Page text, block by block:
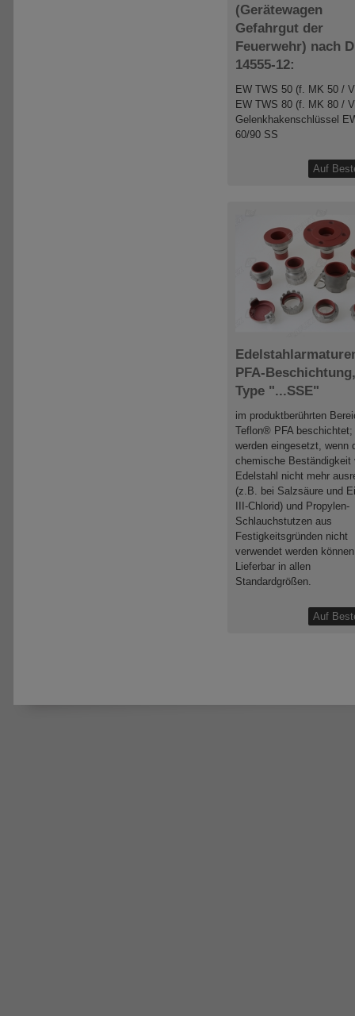
(Gerätewagen
Gefahrgut der
Feuerwehr) nach
14555-12:
EW TWS 50 (f. MK 50 /
EW TWS 80 (f. MK 80 /
Gelenkhakenschlüssel
60/90 SS
PFA-Beschichtung,
Type "...SSE"
im produktberührten
Teflon® PFA beschichtet;
werden eingesetzt, wenn
chemische Beständigkeit
Edelstahl nicht mehr
(z.B. bei Salzsäure und
III-Chlorid) und Propylen-
Schlauchstutzen aus
Festigkeitsgründen nicht
verwendet werden
Lieferbar in allen
Standardgrößen.